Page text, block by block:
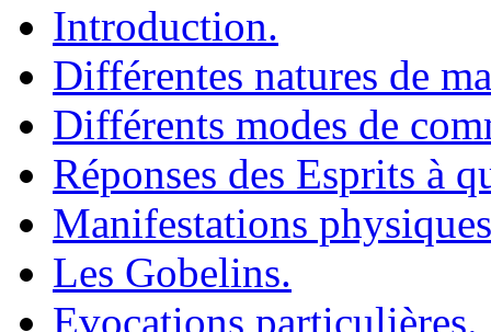
Introduction.
Différentes natures de
Différents modes de
Réponses des Esprits à
Manifestations
Les Gobelins.
Evocations particulières.